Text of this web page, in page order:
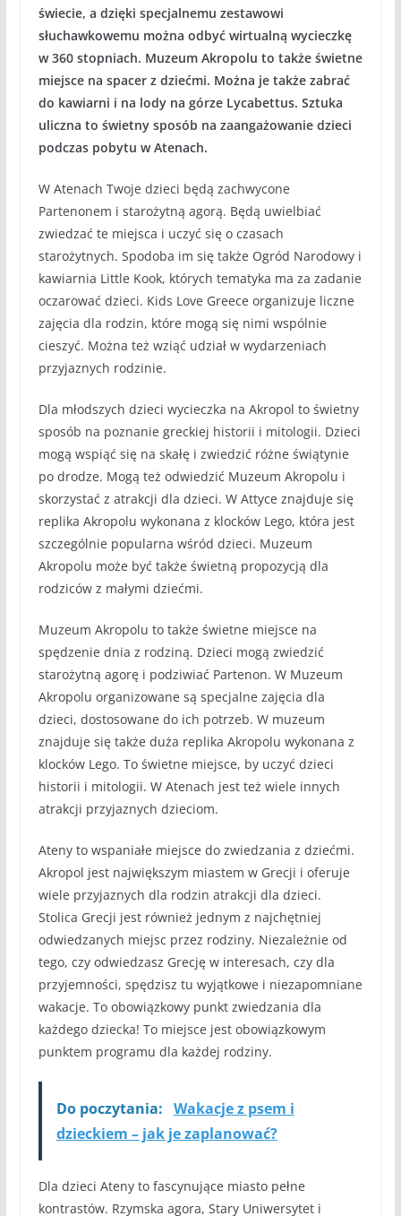
świecie, a dzięki specjalnemu zestawowi
słuchawkowemu można odbyć wirtualną wycieczkę
w 360 stopniach. Muzeum Akropolu to także świetne
miejsce na spacer z dziećmi. Można je także zabrać
do kawiarni i na lody na górze Lycabettus. Sztuka
uliczna to świetny sposób na zaangażowanie dzieci
podczas pobytu w Atenach.
W Atenach Twoje dzieci będą zachwycone
Partenonem i starożytną agorą. Będą uwielbiać
zwiedzać te miejsca i uczyć się o czasach
starożytnych. Spodoba im się także Ogród Narodowy i
kawiarnia Little Kook, których tematyka ma za zadanie
oczarować dzieci. Kids Love Greece organizuje liczne
zajęcia dla rodzin, które mogą się nimi wspólnie
cieszyć. Można też wziąć udział w wydarzeniach
przyjaznych rodzinie.
Dla młodszych dzieci wycieczka na Akropol to świetny
sposób na poznanie greckiej historii i mitologii. Dzieci
mogą wspiąć się na skałę i zwiedzić różne świątynie
po drodze. Mogą też odwiedzić Muzeum Akropolu i
skorzystać z atrakcji dla dzieci. W Attyce znajduje się
replika Akropolu wykonana z klocków Lego, która jest
szczególnie popularna wśród dzieci. Muzeum
Akropolu może być także świetną propozycją dla
rodziców z małymi dziećmi.
Muzeum Akropolu to także świetne miejsce na
spędzenie dnia z rodziną. Dzieci mogą zwiedzić
starożytną agorę i podziwiać Partenon. W Muzeum
Akropolu organizowane są specjalne zajęcia dla
dzieci, dostosowane do ich potrzeb. W muzeum
znajduje się także duża replika Akropolu wykonana z
klocków Lego. To świetne miejsce, by uczyć dzieci
historii i mitologii. W Atenach jest też wiele innych
atrakcji przyjaznych dzieciom.
Ateny to wspaniałe miejsce do zwiedzania z dziećmi.
Akropol jest największym miastem w Grecji i oferuje
wiele przyjaznych dla rodzin atrakcji dla dzieci.
Stolica Grecji jest również jednym z najchętniej
odwiedzanych miejsc przez rodziny. Niezależnie od
tego, czy odwiedzasz Grecję w interesach, czy dla
przyjemności, spędzisz tu wyjątkowe i niezapomniane
wakacje. To obowiązkowy punkt zwiedzania dla
każdego dziecka! To miejsce jest obowiązkowym
punktem programu dla każdej rodziny.
Do poczytania: Wakacje z psem i
dzieckiem – jak je zaplanować?
Dla dzieci Ateny to fascynujące miasto pełne
kontrastów. Rzymska agora, Stary Uniwersytet i